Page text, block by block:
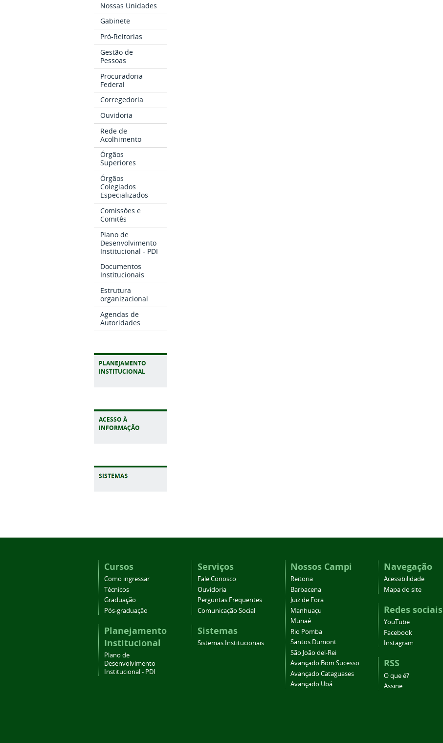
Nossas Unidades
Gabinete
Pró-Reitorias
Gestão de
Pessoas
Procuradoria
Federal
Corregedoria
Ouvidoria
Rede de
Acolhimento
Órgãos
Superiores
Órgãos
Colegiados
Especializados
Comissões e
Comitês
Plano de
Desenvolvimento
Institucional - PDI
Documentos
Institucionais
Estrutura
organizacional
Agendas de
Autoridades
PLANEJAMENTO
INSTITUCIONAL
ACESSO À
INFORMAÇÃO
Cursos
Como ingressar
Técnicos
Graduação
Pós-graduação
Planejamento
Institucional
Plano de
Desenvolvimento
Institucional - PDI
Serviços
Fale Conosco
Ouvidoria
Perguntas Frequentes
Comunicação Social
Sistemas
Sistemas Institucionais
Nossos Campi
Reitoria
Barbacena
Juiz de Fora
Manhuaçu
Muriaé
Rio Pomba
Santos Dumont
São João del-Rei
Avançado Bom Sucesso
Avançado Cataguases
Avançado Ubá
Navegação
Acessibilidade
Mapa do site
Redes sociais
YouTube
Facebook
Instagram
RSS
O que é?
Assine